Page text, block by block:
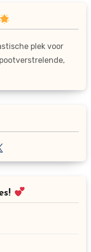
plek voor